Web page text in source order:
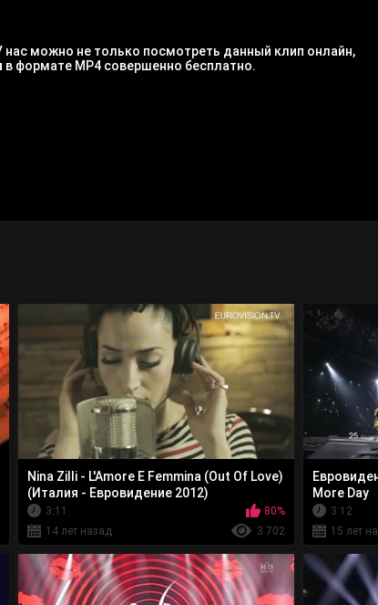
нас можно не только посмотреть данный клип онлайн,
в формате MP4 совершенно бесплатно.
Nina Zilli - L'Amore E Femmina (Out Of Love)
(Италия - Евровидение 2012)
3:11
80%
14 лет назад
3 702
More Day
3:12
15 лет